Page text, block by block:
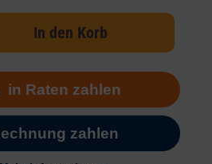
In den Korb